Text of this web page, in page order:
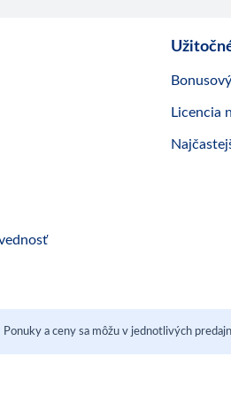
Licencia
Ponuky a ceny sa môžu v jednotlivých